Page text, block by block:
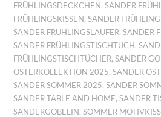
FRÜHLINGSDECKCHEN ,SANDER
FRÜHLINGSKISSEN ,SANDER
SANDER FRÜHLINGSLÄUFER,SANDER
SANDER FRÜHLINGSTISCHTUCH ,
FRÜHLINGSTISCHTÜCHER,SANDER
OSTERKOLLEKTION 2025,SANDER
SANDER SOMMER 2025,SANDER
SANDER TABLE AND HOME,SANDER
SANDERGOBELIN ,SOMMER